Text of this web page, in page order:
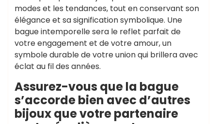
modes et les tendances, tout en conservant son
élégance et sa signification symbolique. Une
bague intemporelle sera le reflet parfait de
votre engagement et de votre amour, un
symbole durable de votre union qui brillera avec
éclat au fil des années.
Assurez-vous que la bague
s’accorde bien avec d’autres
bijoux que votre partenaire